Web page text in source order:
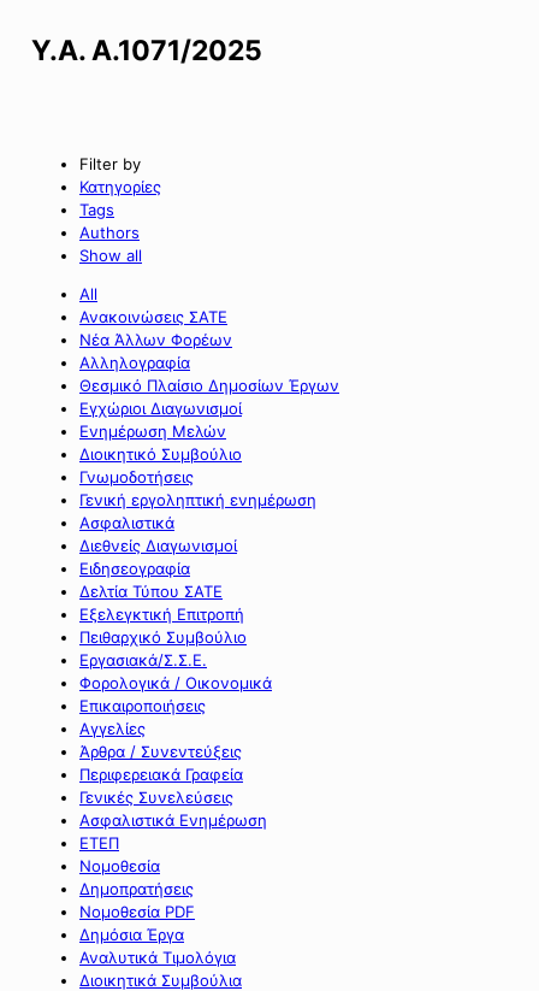
Υ.Α. Α.1071/2025
Filter by
Κατηγορίες
Tags
Authors
Show all
All
Ανακοινώσεις ΣΑΤΕ
Νέα Άλλων Φορέων
Αλληλογραφία
Θεσμικό Πλαίσιο Δημοσίων Έργων
Εγχώριοι Διαγωνισμοί
Ενημέρωση Μελών
Διοικητικό Συμβούλιο
Γνωμοδοτήσεις
Γενική εργοληπτική ενημέρωση
Ασφαλιστικά
Διεθνείς Διαγωνισμοί
Ειδησεογραφία
Δελτία Τύπου ΣΑΤΕ
Εξελεγκτική Επιτροπή
Πειθαρχικό Συμβούλιο
Εργασιακά/Σ.Σ.Ε.
Φορολογικά / Οικονομικά
Επικαιροποιήσεις
Αγγελίες
Άρθρα / Συνεντεύξεις
Περιφερειακά Γραφεία
Γενικές Συνελεύσεις
Ασφαλιστικά Ενημέρωση
ΕΤΕΠ
Νομοθεσία
Δημοπρατήσεις
Νομοθεσία PDF
Δημόσια Έργα
Αναλυτικά Τιμολόγια
Διοικητικά Συμβούλια